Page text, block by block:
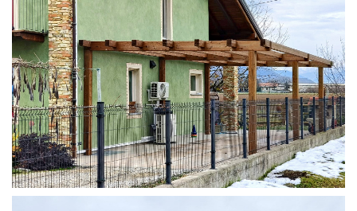
STRUTTURA ADDOSSATA IN LAMELLARE SU MISURA